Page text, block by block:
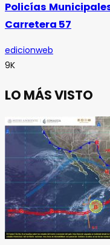
Policías
Carretera 57
edicionweb
9K
LO MÁS VISTO